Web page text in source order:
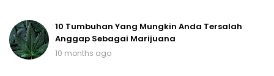
10 Tumbuhan Yang Mungkin Anda Tersalah
Anggap Sebagai Marijuana
10 months ago